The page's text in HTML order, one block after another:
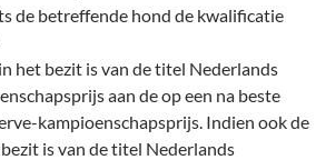
de betreffende hond de kwalificatie
het bezit is van de titel Nederlands
aan de op een na beste
kampioenschapsprijs. Indien ook de
is van de titel Nederlands